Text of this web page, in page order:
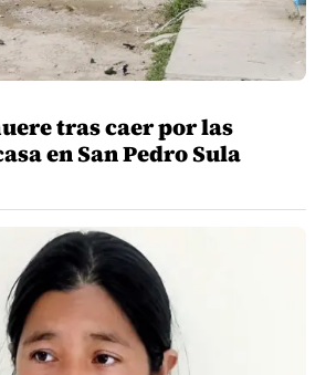
tras caer por las
en San Pedro Sula